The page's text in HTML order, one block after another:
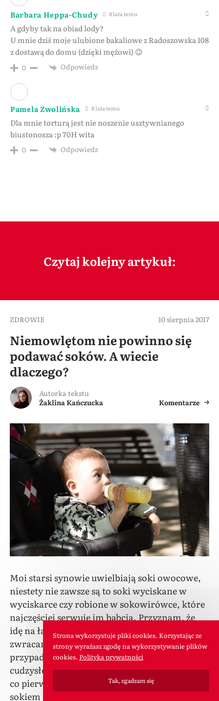
Barbara Heppa-Chudy 8 lata temu
A gdyby tak na obiad lody?
U mnie dziś moje ulubione bakaliowe z Radoszowska 108
z dostawą do domu (dzięki mężowi) 😉
0 Odpowiedz
Pamela Zwolińska 8 lata temu
Dla mnie torturą jest nie noszenie usztywnianego
biustonosza :p 70H wita
0 Odpowiedz
Czytaj kolejny artykuł:
ZDROWIE 10 sierpnia 2017
Niemowlętom nie powinno się
podawać soków. A wiecie
dlaczego?
Autorka tekstu
Żaklina Kańczucka
Komentarze
Moi starsi synowie uwielbiają soki owocowe,
niestety nie zawsze są to soki wyciskane w
wyciskarce czy robione w sokowirówce, które
najczęściej serwuje im babcia. Przyznam, że
idę na łatwiznę i kupuję soki w kartonie, choć
zwracam uwagę na ich skład. Niestety w wielu
przypadkach słowo „sok” należy wziąć w
cudzysłów, a powiedzieć „napój”, ponieważ to,
co pierwszym rzutem oka wygląda na sok,
sokiem często nie jest, bo zawiera dodatki,
Strona wykorzystuje pliki cookies. Korzystając ze
strony wyrażasz zgodę na wykorzystywanie plików
cookies. Polityka prywatności
Tak, zgadzam się